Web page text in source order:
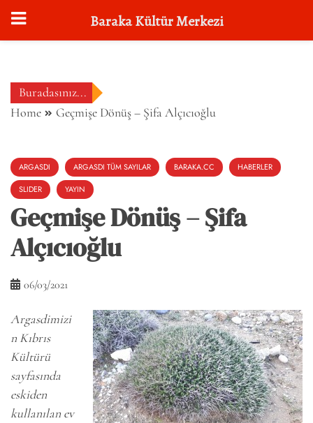
contentBuradasınız...
Home
Geçmişe Dönüş – Şifa Alçıcıoğlu
ARGASDI ARGASDI TÜM SAYILAR BARAKA.CC
HABERLER
SLIDER
YAYIN
Geçmişe Dönüş – Şifa
Alçıcıoğlu
06/03/2021
Argasdimizi
n Kıbrıs
Kültürü
sayfasında
eskiden
kullanılan ev
Baraka Kültür Merkezi